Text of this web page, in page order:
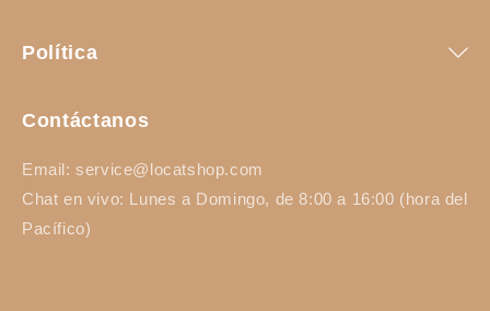
Política
Contáctanos
Email: service@locatshop.com
Chat en vivo: Lunes a Domingo, de 8:00 a 16:00 (hora del
Pacífico)